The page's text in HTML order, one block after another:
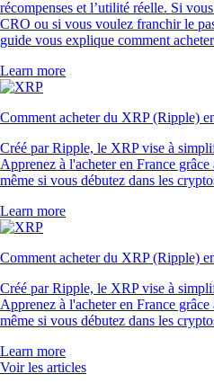
récompenses et l’utilité réelle. Si
CRO ou si vous voulez franchir le
guide vous explique comment
Learn more
Comment acheter du XRP (Ripple)
Créé par Ripple, le XRP vise à
Apprenez à l'acheter en France
même si vous débutez dans les
Learn more
Comment acheter du XRP (Ripple)
Créé par Ripple, le XRP vise à
Apprenez à l'acheter en France
même si vous débutez dans les
Learn more
Voir les articles